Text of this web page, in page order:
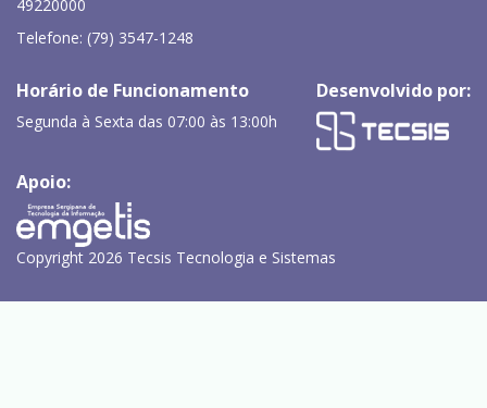
49220000
Telefone: (79) 3547-1248
Horário de Funcionamento
Segunda à Sexta das 07:00 às 13:00h
Desenvolvido por:
Apoio:
Copyright 2026 Tecsis Tecnologia e Sistemas